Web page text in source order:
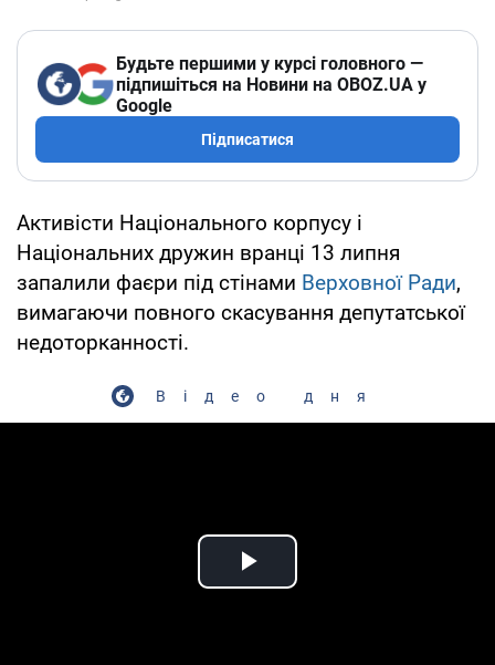
Будьте першими у курсі головного —
підпишіться на Новини на OBOZ.UA у
Google
Підписатися
Активісти Національного корпусу і
Національних дружин вранці 13 липня
запалили фаєри під стінами Верховної Ради,
вимагаючи повного скасування депутатської
недоторканності.
Відео дня
Play Video